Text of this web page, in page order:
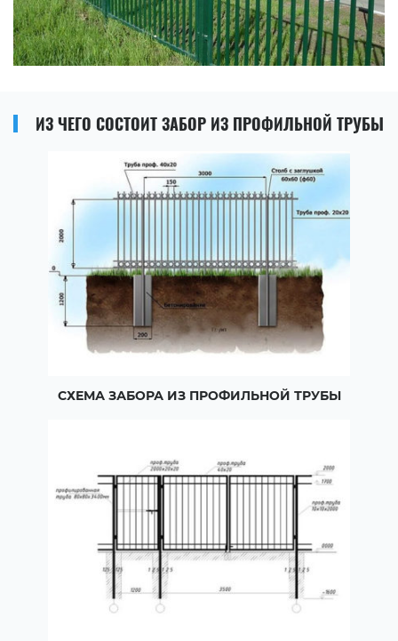
ИЗ ЧЕГО СОСТОИТ ЗАБОР ИЗ ПРОФИЛЬНОЙ ТРУБЫ
СХЕМА ЗАБОРА ИЗ ПРОФИЛЬНОЙ ТРУБЫ